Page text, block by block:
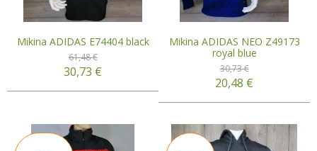
Mikina ADIDAS E74404 black
61,48 €
30,73 €
Mikina ADIDAS NEO Z49173
royal blue
30,73 €
20,48 €